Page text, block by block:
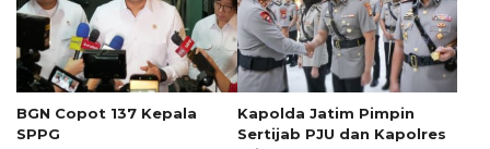
BGN Copot 137 Kepala
SPPG
Kapolda Jatim Pimpin
Sertijab PJU dan Kapolres